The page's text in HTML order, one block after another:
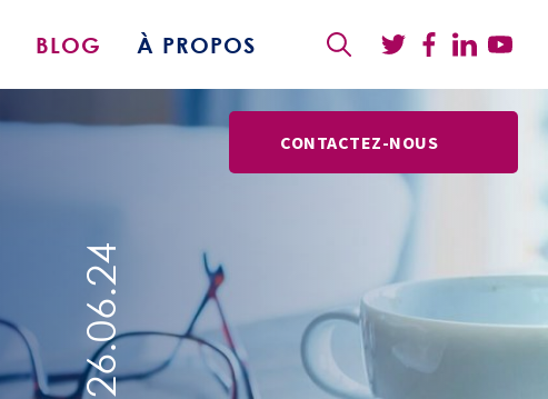
BLOG À PROPOS
CONTACTEZ-NOUS
26.06.24